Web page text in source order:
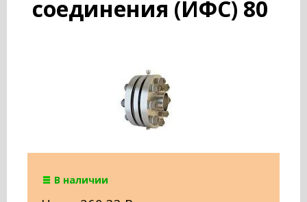
соединения (ИФС) 80
В наличии